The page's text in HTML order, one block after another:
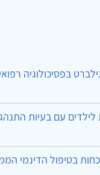
בפסיכולוגיה
עם בעיות
בטיפול הדינמי